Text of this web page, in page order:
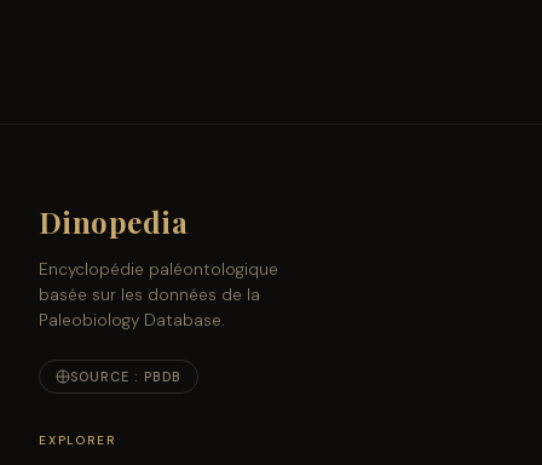
Dinopedia
Encyclopédie paléontologique
basée sur les données de la
Paleobiology Database.
SOURCE : PBDB
EXPLORER